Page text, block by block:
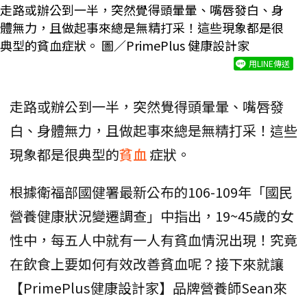
走路或辦公到一半，突然覺得頭暈暈、嘴唇發白、身
體無力，且做起事來總是無精打采！這些現象都是很
典型的貧血症狀。 圖／PrimePlus 健康設計家
用LINE傳送
走路或辦公到一半，突然覺得頭暈暈、嘴唇發
白、身體無力，且做起事來總是無精打采！這些
現象都是很典型的貧血症狀。
根據衛福部國健署最新公布的106-109年「國民
營養健康狀況變遷調查」中指出，19~45歲的女
性中，每五人中就有一人有貧血情況出現！究竟
在飲食上要如何有效改善貧血呢？接下來就讓
【PrimePlus健康設計家】品牌營養師Sean來